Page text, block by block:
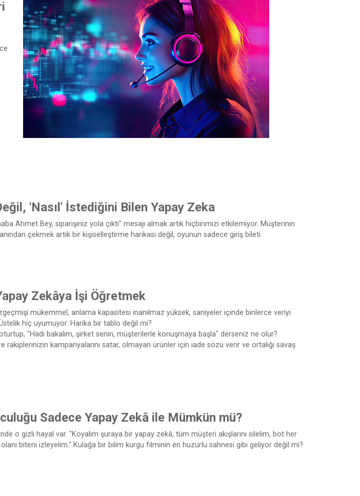
'Nasıl' İstediğini Bilen Yapay Zeka
Ahmet Bey, siparişiniz yola çıktı" mesajı almak artık hiçbirimizi etkilemiyor. Müşterinin
çekmek artık bir kişiselleştirme harikası değil, oyunun sadece giriş bileti.
Zekâya İşi Öğretmek
mükemmel, anlama kapasitesi inanılmaz yüksek, saniyeler içinde binlerce veriyi
hiç uyumuyor. Harika bir tablo değil mi?
"Hadi bakalım, şirket senin, müşterilerle konuşmaya başla" derseniz ne olur?
rakiplerinizin kampanyalarını satar, olmayan ürünler için iade sözü verir ve ortalığı savaş
Sadece Yapay Zekâ ile Mümkün mü?
o gizli hayal var. "Koyalım şuraya bir yapay zekâ, tüm müşteri akışlarını silelim, bot her
biteni izleyelim." Kulağa bir bilim kurgu filminin en huzurlu sahnesi gibi geliyor değil mi?